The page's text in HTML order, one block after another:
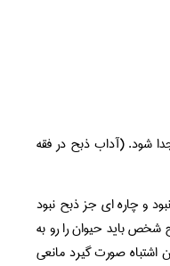
شود. (آداب ذبح در فقه
و چاره ای جز ذبح نبود
شخص باید حیوان را رو به
اشتباه صورت گیرد مانعی